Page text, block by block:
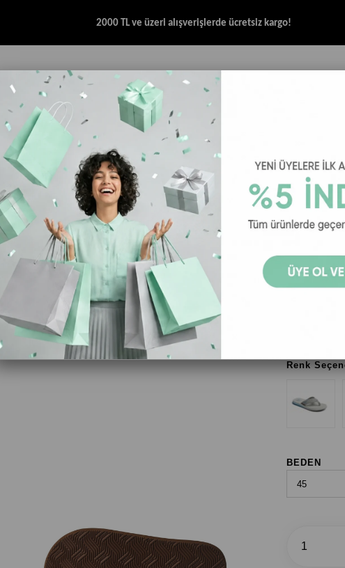
2000 TL ve üzeri alışverişlerde ücretsiz kargo!
AYAKKABI TERLİK & SANDALET AKSESUAR HALAT & İP SANDALET
Reef Erkek Terlik Reef The Layback Erkek Terlik - Siyah / Haki
Reef
Reef The
Renk
BEDEN